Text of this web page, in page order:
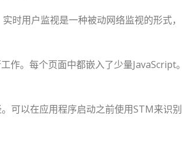
时用户监视是一种被动网络监视的形式，
。每个页面中都嵌入了少量JavaScript。
可以在应用程序启动之前使用STM来识别